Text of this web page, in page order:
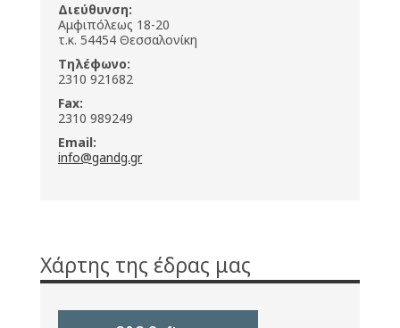
Διεύθυνση:
Αμφιπόλεως 18-20
τ.κ. 54454 Θεσσαλονίκη
Τηλέφωνο:
2310 921682
Fax:
2310 989249
Email:
info@gandg.gr
Χάρτης της έδρας μας